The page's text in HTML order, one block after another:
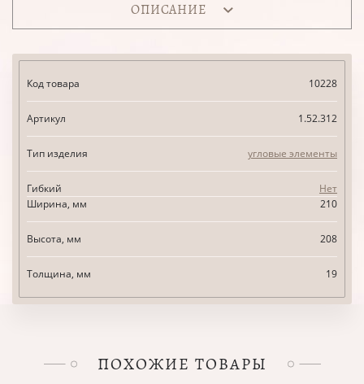
ОПИСАНИЕ
Код товара 10228
Артикул 1.52.312
Тип изделия угловые элементы
Гибкий
Нет
Ширина, мм
210
Высота, мм 208
Толщина, мм 19
ПОХОЖИЕ ТОВАРЫ